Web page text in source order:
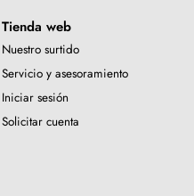
Tienda web
Nuestro surtido
Servicio y asesoramiento
Iniciar sesión
Solicitar cuenta